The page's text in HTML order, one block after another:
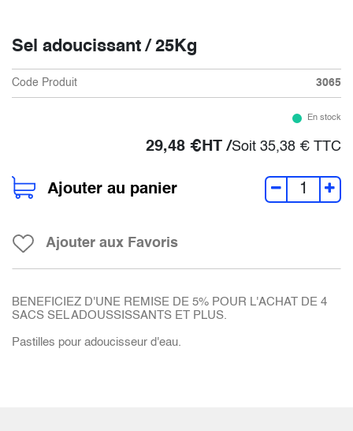
Sel adoucissant / 25Kg
Code Produit 3065
En stock
29,48 €HT /Soit 35,38 € TTC
Ajouter au panier
Ajouter aux Favoris
BENEFICIEZ D'UNE REMISE DE 5% POUR L'ACHAT DE 4
SACS SEL ADOUSSISSANTS ET PLUS.
Pastilles pour adoucisseur d'eau.